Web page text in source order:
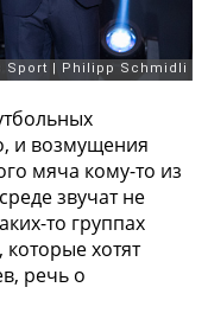
и возмущения
мяча кому-то из
звучат не
то группах
хотят
речь о